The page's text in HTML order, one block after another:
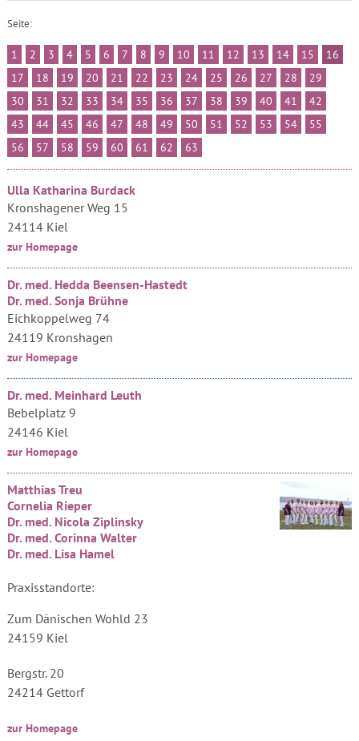
Seite:
1 2 3 4 5 6 7 8 9 10 11 12 13 14 15
16
17
18 19 20 21 22 23 24 25 26 27 28
29
30
31 32 33 34 35 36 37 38 39 40 41
42
43
44 45 46 47 48 49 50 51 52 53 54
55
56
57 58 59 60 61 62 63
Ulla Katharina Burdack
Kronshagener Weg 15
24114 Kiel
zur Homepage
Dr. med. Hedda Beensen-Hastedt
Dr. med. Sonja Brühne
Eichkoppelweg 74
24119 Kronshagen
zur Homepage
Dr. med. Meinhard Leuth
Bebelplatz 9
24146 Kiel
zur Homepage
Matthias Treu
Cornelia Rieper
Dr. med. Nicola Ziplinsky
Dr. med. Corinna Walter
Dr. med. Lisa Hamel
Praxisstandorte:
Zum Dänischen Wohld 23
24159 Kiel
Bergstr. 20
24214 Gettorf
zur Homepage